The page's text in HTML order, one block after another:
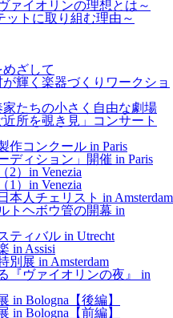
ァイオリンの理想とは～
ットに取り組む理由～
ざして
輝く楽器づくりワークショ
たちの小さく自由な劇場
所を覗き見」コンサート
作コンクール in Paris
ディション」開催 in Paris
2）in Venezia
1）in Venezia
本人チェリスト in Amsterdam
トヘボウ管の開幕 in
ティバル in Utrecht
in Assisi
展 in Amsterdam
『ヴァイオリンの夜』 in
in Bologna【後編】
in Bologna【前編】